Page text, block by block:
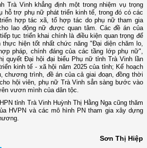
Trà Vinh khẳng định một trong nhiệm vụ trọng
hỗ trợ phụ nữ phát triển kinh tế, trong đó có các
hợp tác xã, tổ hợp tác do phụ nữ tham gia
lao động nữ được quan tâm. Các đề án của
tiếp tục triển khai chính là điều kiện quan trọng để
thực hiện tốt nhất chức năng "Đại diện chăm lo,
pháp, chính đáng của các tầng lớp phụ nữ",
quyết Đại hội đại biểu Phụ nữ tỉnh Trà Vinh lần
kinh tế - xã hội năm 2025 của tỉnh; Kế hoạch
chương trình, đề án của cả giai đoạn, đồng thời
hội viên, phụ nữ Trà Vinh sẳn sàng bước vào
vươn mình của dân tộc
tỉnh Trà Vinh Huỳnh Thị Hằng Nga cũng thăm
HVPN và các mô hình PN tham gia xây dựng
Sơn Thị Hiệp